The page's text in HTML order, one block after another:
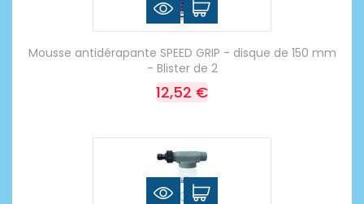
Mousse antidérapante SPEED GRIP - disque de 150 mm
- Blister de 2
12,52 €